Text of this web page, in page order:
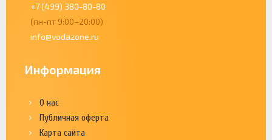
+7 (499) 380-80-80
(пн-пт 9:00–20:00)
info@vodazone.ru
Информация
О нас
Публичная оферта
Карта сайта